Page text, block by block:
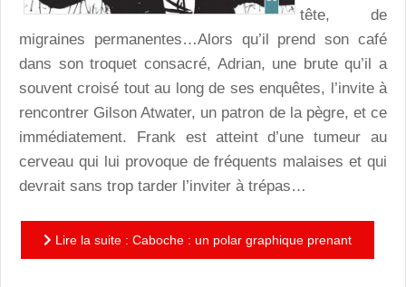
tête, de
migraines permanentes…Alors qu’il prend son café
dans son troquet consacré, Adrian, une brute qu’il a
souvent croisé tout au long de ses enquêtes, l’invite à
rencontrer Gilson Atwater, un patron de la pègre, et ce
immédiatement. Frank est atteint d’une tumeur au
cerveau qui lui provoque de fréquents malaises et qui
devrait sans trop tarder l’inviter à trépas…
Lire la suite : Caboche : un polar graphique prenant